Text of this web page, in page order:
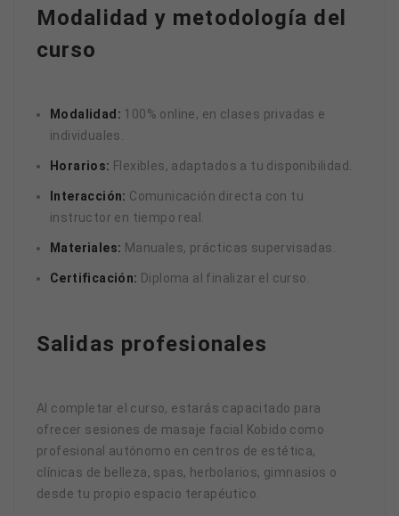
Modalidad y metodología del
curso
Modalidad: 100% online, en clases privadas e
individuales.
Horarios: Flexibles, adaptados a tu disponibilidad.
Interacción: Comunicación directa con tu
instructor en tiempo real.
Materiales: Manuales, prácticas supervisadas.
Certificación: Diploma al finalizar el curso.
Salidas profesionales
Al completar el curso, estarás capacitado para
ofrecer sesiones de masaje facial Kobido como
profesional autónomo en centros de estética,
clínicas de belleza, spas, herbolarios, gimnasios o
desde tu propio espacio terapéutico.